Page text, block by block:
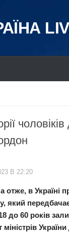
В 22:20
отже, в Україні
який
до 60 років